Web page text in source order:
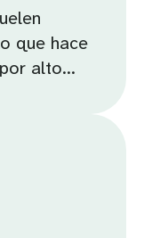
que hace
alto...